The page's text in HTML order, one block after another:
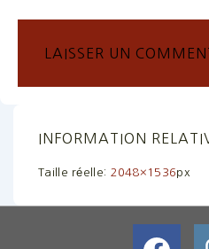
INFORMATION
Taille réelle: 2048×1536px